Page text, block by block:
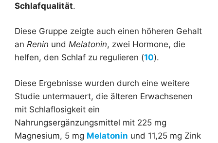
Schlafqualität.
Diese Gruppe zeigte auch einen höheren Gehalt
an Renin und Melatonin, zwei Hormone, die
helfen, den Schlaf zu regulieren (10).
Diese Ergebnisse wurden durch eine weitere
Studie untermauert, die älteren Erwachsenen
mit Schlaflosigkeit ein
Nahrungsergänzungsmittel mit 225 mg
Magnesium, 5 mg Melatonin und 11,25 mg Zink